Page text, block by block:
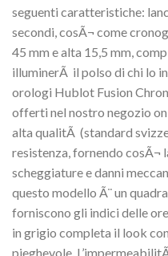
seguenti caratteristiche:
secondi, cosÃ¬ come
45 mm e alta 15,5 mm,
illuminerÃ il polso di chi lo
orologi Hublot Fusion
offerti nel nostro negozio
alta qualitÃ (standard
resistenza, fornendo cosÃ¬
scheggiature e danni
questo modello Ã¨ un
forniscono gli indici delle
in grigio completa il look
pieghevole.